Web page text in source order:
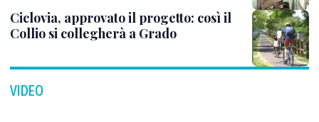
Ciclovia, approvato il progetto: così il
Collio si collegherà a Grado
VIDEO